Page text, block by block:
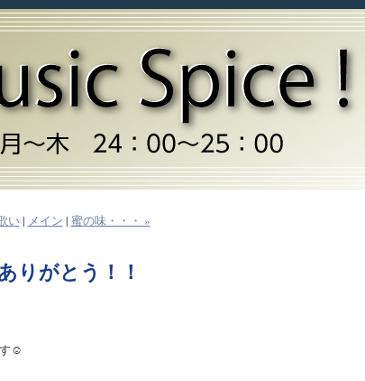
い| メイン | 蜜の味・・・ »
りがとう！！
☺️